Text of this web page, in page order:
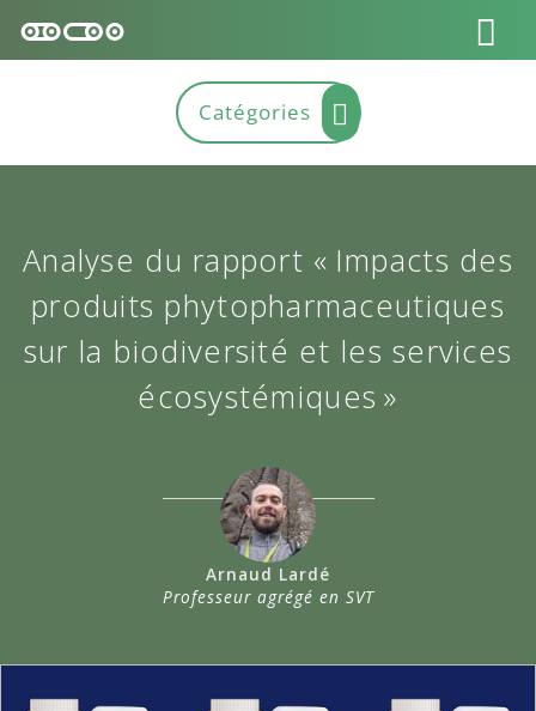
Analyse du rapport « Impacts des
produits phytopharmaceutiques
sur la biodiversité et les services
écosystémiques »
Arnaud Lardé
Professeur agrégé en SVT